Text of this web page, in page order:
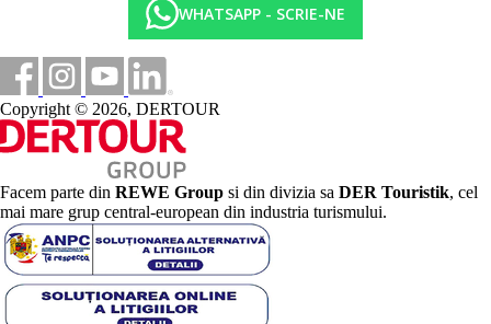
WHATSAPP - SCRIE-NE
Copyright © 2026, DERTOUR
Facem parte din REWE Group si din divizia sa DER Touristik, cel
mai mare grup central-european din industria turismului.